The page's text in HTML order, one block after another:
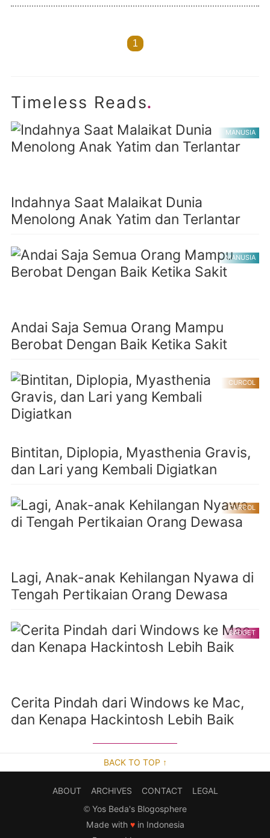
1
Timeless Reads.
MANUSIA
Indahnya Saat Malaikat Dunia
Menolong Anak Yatim dan Terlantar
MANUSIA
Andai Saja Semua Orang Mampu
Berobat Dengan Baik Ketika Sakit
CURCOL
Bintitan, Diplopia, Myasthenia Gravis,
dan Lari yang Kembali Digiatkan
CURCOL
Lagi, Anak-anak Kehilangan Nyawa di
Tengah Pertikaian Orang Dewasa
GADGET
Cerita Pindah dari Windows ke Mac,
dan Kenapa Hackintosh Lebih Baik
BACK TO TOP ↑
ABOUT ARCHIVES CONTACT
LEGAL
© Yos Beda's Blogosphere
Made with ♥in Indonesia